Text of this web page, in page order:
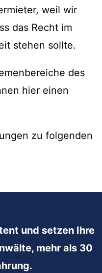
weil wir
das Recht im
stehen sollte.
des
hier einen
zu folgenden
und setzen Ihre
mehr als 30